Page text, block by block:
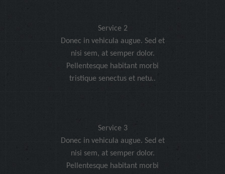
Service 2
Donec in vehicula augue. Sed et
nisi sem, at semper dolor.
Pellentesque habitant morbi
tristique senectus et netu..
Service 3
Donec in vehicula augue. Sed et
nisi sem, at semper dolor.
Pellentesque habitant morbi